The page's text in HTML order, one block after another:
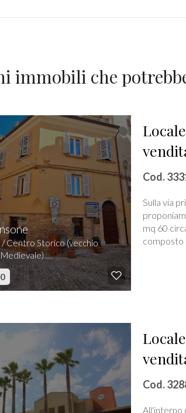
immobili che
Centro Storico (vecchio
Cod.
Sulla via
mq 60
composto
Cod.
All'interno